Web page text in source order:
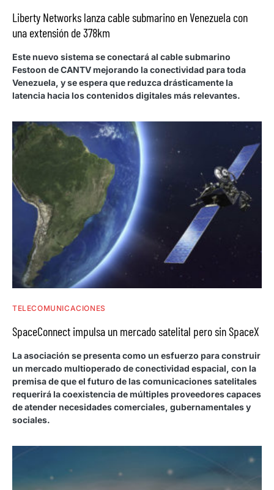
Liberty Networks lanza cable submarino en Venezuela con
una extensión de 378km
Este nuevo sistema se conectará al cable submarino
Festoon de CANTV mejorando la conectividad para toda
Venezuela, y se espera que reduzca drásticamente la
latencia hacia los contenidos digitales más relevantes.
TELECOMUNICACIONES
SpaceConnect impulsa un mercado satelital pero sin SpaceX
La asociación se presenta como un esfuerzo para construir
un mercado multioperado de conectividad espacial, con la
premisa de que el futuro de las comunicaciones satelitales
requerirá la coexistencia de múltiples proveedores capaces
de atender necesidades comerciales, gubernamentales y
sociales.